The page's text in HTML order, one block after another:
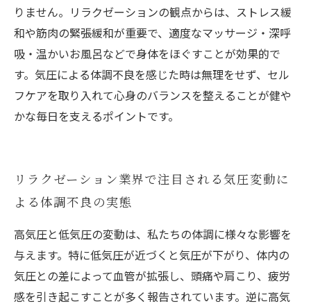
りません。リラクゼーションの観点からは、ストレス緩
和や筋肉の緊張緩和が重要で、適度なマッサージ・深呼
吸・温かいお風呂などで身体をほぐすことが効果的で
す。気圧による体調不良を感じた時は無理をせず、セル
フケアを取り入れて心身のバランスを整えることが健や
かな毎日を支えるポイントです。
リラクゼーション業界で注目される気圧変動に
よる体調不良の実態
高気圧と低気圧の変動は、私たちの体調に様々な影響を
与えます。特に低気圧が近づくと気圧が下がり、体内の
気圧との差によって血管が拡張し、頭痛や肩こり、疲労
感を引き起こすことが多く報告されています。逆に高気